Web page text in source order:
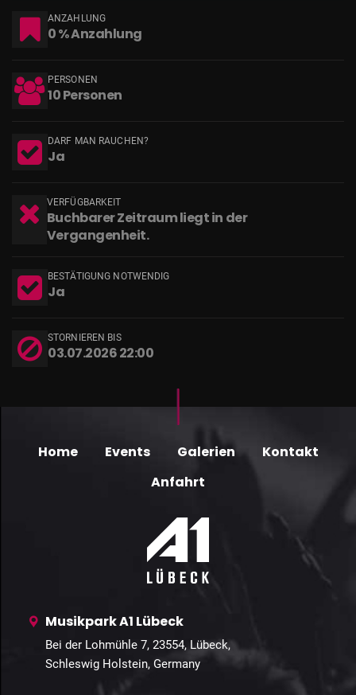
ANZAHLUNG
0 % Anzahlung
PERSONEN
10 Personen
DARF MAN RAUCHEN?
Ja
VERFÜGBARKEIT
Buchbarer Zeitraum liegt in der
Vergangenheit.
BESTÄTIGUNG NOTWENDIG
Ja
STORNIEREN BIS
03.07.2026 22:00
Home Events Galerien
Kontakt
Anfahrt
Musikpark A1 Lübeck
Bei der Lohmühle 7, 23554, Lübeck,
Schleswig Holstein, Germany